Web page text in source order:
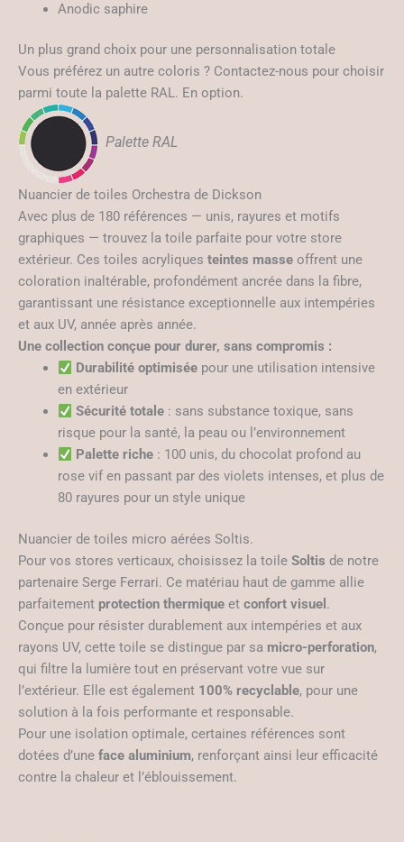
Anodic saphire
Un plus grand choix pour une personnalisation totale
Vous préférez un autre coloris ? Contactez-nous pour choisir
parmi toute la palette RAL. En option.
Palette RAL
Nuancier de toiles Orchestra de Dickson
Avec plus de 180 références — unis, rayures et motifs
graphiques — trouvez la toile parfaite pour votre store
extérieur. Ces toiles acryliques teintes masse offrent une
coloration inaltérable, profondément ancrée dans la fibre,
garantissant une résistance exceptionnelle aux intempéries
et aux UV, année après année.
Une collection conçue pour durer, sans compromis :
Durabilité optimisée pour une utilisation intensive
en extérieur
Sécurité totale : sans substance toxique, sans
risque pour la santé, la peau ou l’environnement
Palette riche : 100 unis, du chocolat profond au
rose vif en passant par des violets intenses, et plus de
80 rayures pour un style unique
Nuancier de toiles micro aérées Soltis.
Pour vos stores verticaux, choisissez la toile Soltis de notre
partenaire Serge Ferrari. Ce matériau haut de gamme allie
parfaitement protection thermique et confort visuel .
Conçue pour résister durablement aux intempéries et aux
rayons UV, cette toile se distingue par sa micro-perforation,
qui filtre la lumière tout en préservant votre vue sur
l’extérieur. Elle est également 100% recyclable, pour une
solution à la fois performante et responsable.
Pour une isolation optimale, certaines références sont
dotées d’une face aluminium, renforçant ainsi leur efficacité
contre la chaleur et l’éblouissement.